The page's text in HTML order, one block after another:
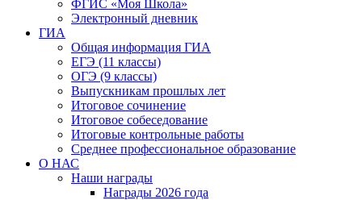
ФГИС «Моя Школа»
Электронный дневник
ГИА
Общая информация ГИА
ЕГЭ (11 классы)
ОГЭ (9 классы)
Выпускникам прошлых лет
Итоговое сочинение
Итоговое собеседование
Итоговые контрольные работы
Среднее профессиональное образование
О НАС
Наши награды
Награды 2026 года